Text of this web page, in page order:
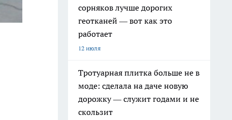
сорняков лучше дорогих
геотканей — вот как это
работает
12 июля
Тротуарная плитка больше не в
моде: сделала на даче новую
дорожку — служит годами и не
скользит